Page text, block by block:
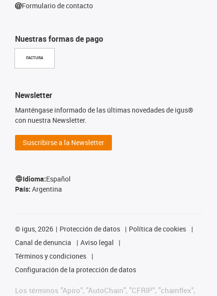
Nuestras formas de pago
FACTURA
Formulario de contacto
Newsletter
Manténgase informado de las últimas novedades de igus®
con nuestra Newsletter.
Suscribirse a la Newsletter
Idioma:Español
País: Argentina
© igus, 2026 Protección de datos
Política de cookies
Canal de denuncia
Aviso legal
Términos y condiciones
Configuración de la protección de datos
Los términos "Apiro", "AutoChain", "CFRIP", "chainflex",